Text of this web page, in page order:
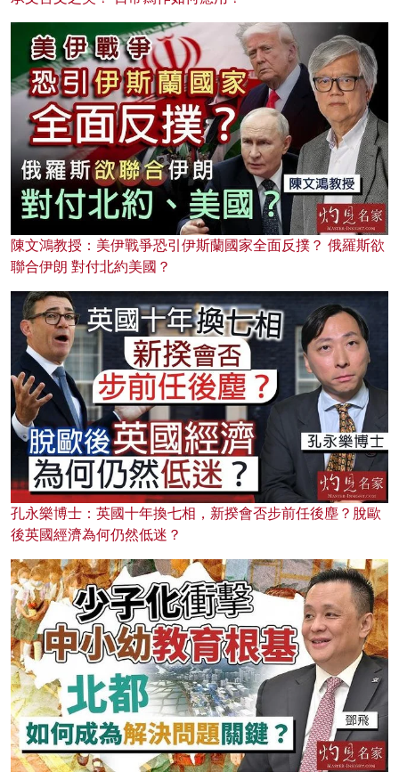
陳文鴻教授：美伊戰爭恐引伊斯蘭國家全面反撲？ 俄羅斯欲
聯合伊朗 對付北約美國？
孔永樂博士：英國十年換七相，新揆會否步前任後塵？脫歐
後英國經濟為何仍然低迷？